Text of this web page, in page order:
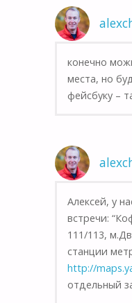
конечно
места, но
фейсбуку –
Алексей, у
встречи:
111/113,
станции
http://
отдельный